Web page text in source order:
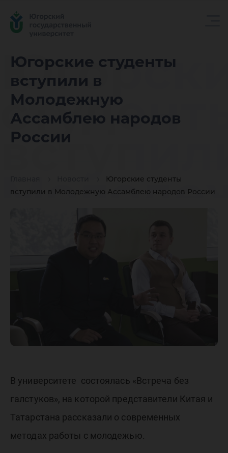
Югорские студенты
вступили в
Молодежную
Ассамблею народов
России
Югорские студенты
вступили в Молодежную Ассамблею народов России
народов
России
В университете состоялась «Встреча без
галстуков», на которой представители Китая и
Татарстана рассказали о современных
методах работы с молодежью.